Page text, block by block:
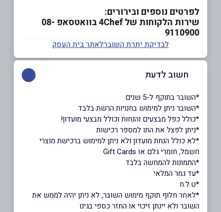
לפרטים נוספים ובירורים:
שירות הלקוחות של 4Chef בוואטסאפ 08-
9110900
לבדיקת יתרת השוברלאתר בית העסק
חשוב לדעת
*השובר בתוקף ל-5 שנים
*השובר ניתן למימוש בחנויות הרשת בלבד
*כולל כפל מבצעים והנחות וכולל מבצעי מועדון!
*ניתן לפצל את התו למספר רכישות
*לא כולל הנחת מועדון ולא ניתן למימוש ברכישת מוצרי
חשמל, חומרי גלם או Gift Cards
​​​​*התמונות להמחשה בלבד
*עד גמר המלאי
*ט.ל.ח
*לאחר חלוף תוקף מימוש השובר, לא ניתן יהיה לממש את
השובר ולא יינתן זיכוי או החזר כספי בגינו